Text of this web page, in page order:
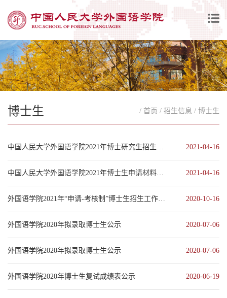
博士生 / 首页 / 招生信息 / 博士生
中国人民大学外国语学院2021年博士研究生招生考试复试办法 2021-04-16
中国人民大学外国语学院2021年博士生申请材料审核成绩表 2021-04-16
外国语学院2021年“申请-考核制”博士生招生工作方案 2020-10-16
外国语学院2020年拟录取博士生公示 2020-07-06
外国语学院2020年拟录取博士生公示 2020-07-06
外国语学院2020年博士生复试成绩表公示 2020-06-19